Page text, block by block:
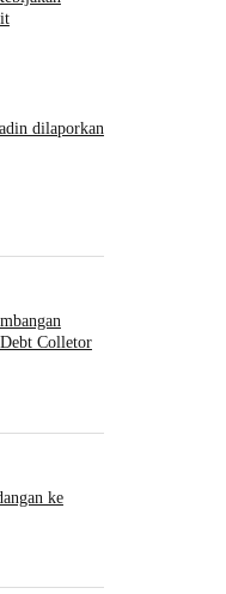
dilaporkan
Colletor
ke